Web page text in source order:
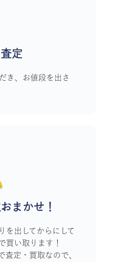
定
き、お値段を出さ
まかせ！
を出してからにして
買い取ります！
査定・買取なので、